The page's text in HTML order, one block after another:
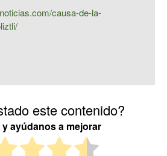
causa-de-la-
este contenido?
ayúdanos a mejorar